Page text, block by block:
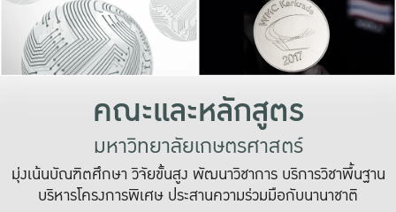
เปลี่ยนแปลง แล
เพื่อทำง
ระบบสารสนเทศ
คณะและหลักสูตร
มหาวิทยาลัยเกษตรศาสตร์
มุ่งเน้นบัณฑิตศึกษา วิจัยขั้นสูง พัฒนาวิชาการ บริการวิชาพื้นฐาน
บริหารโครงการพิเศษ ประสานความร่วมมือกับนานาชาติ